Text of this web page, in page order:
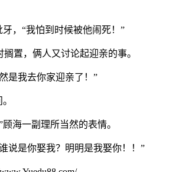
，“我怕到时候被他闹死！”
置，俩人又讨论起迎亲的事。
是我去你家迎亲了！”
海一副理所当然的表情。
说是你娶我？明明是我娶你！！”